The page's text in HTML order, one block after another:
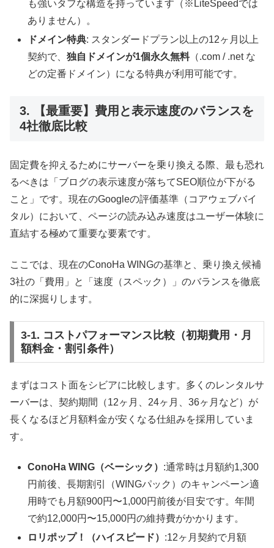
も強いタフな構造を持っています（※LiteSpeedでは
ありません）。
ドメイン特典: スタンダードプラン以上の12ヶ月以上
契約で、独自ドメインが1個永久無料（.com / .net な
どの定番ドメイン）になる特典が利用可能です。
3. 【最重要】費用と表示速度のバランスを
4社徹底比較
固定費を抑えるためにサーバーを乗り換える際、最も恐れ
るべきは「ブログの表示速度が落ちてSEO順位が下がる
こと」です。現在のGoogleの評価基準（コアウェブバイ
タル）において、ページの読み込み速度はユーザー体験に
直結する極めて重要な要素です。
ここでは、現在のConoHa WINGの基準と、乗り換え候補
3社の「費用」と「速度（スペック）」のバランスを徹底
的に深掘りします。
3-1. コストパフォーマンス比較（初期費用・月
額料金・割引条件）
まずはコスト面をシビアに比較します。多くのレンタルサ
ーバーは、契約期間（12ヶ月、24ヶ月、36ヶ月など）が
長くなるほど月額料金が安くなる仕組みを採用していま
す。
ConoHa WING（ベーシック） :通常時は月額約1,300
円前後、長期割引（WINGパック）のキャンペーン適
用時でも月額900円〜1,000円前後が目安です。年間
で約12,000円〜15,000円の維持費がかかります。
ロリポップ！（ハイスピード） :12ヶ月契約で月額